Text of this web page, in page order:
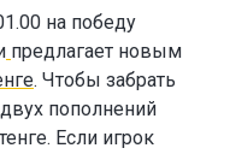
на победу
предлагает новым
. Чтобы забрать
пополнений
Если игрок